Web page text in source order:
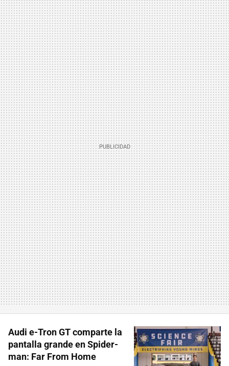
Audi e-Tron GT comparte la
pantalla grande en Spider-
man: Far From Home